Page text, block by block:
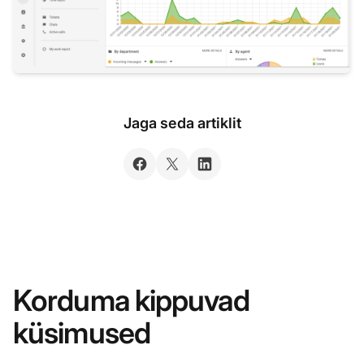
Jaga seda artiklit
Korduma kippuvad
küsimused